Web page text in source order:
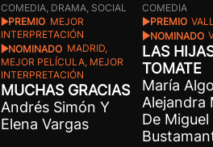
COMEDIA, DRAMA, SOCIAL
PREMIO MEJOR
INTERPRETACIÓN
NOMINADO MADRID,
MEJOR PELÍCULA, MEJOR
INTERPRETACIÓN
MUCHAS GRACIAS
Andrés Simón Y
Elena Vargas
COMEDIA
PREMIO
NOMINADO
LAS
TOMATE
María
Alejandra
De